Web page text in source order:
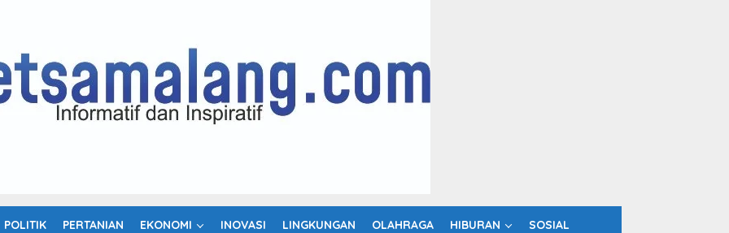
POLITIK PERTANIAN EKONOMI INOVASI LINGKUNGAN OLAHRAGA HIBURAN SOSIAL